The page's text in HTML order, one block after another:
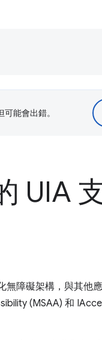
能會出錯。
UIA
障礙架構，與其他
(MSAA) 和